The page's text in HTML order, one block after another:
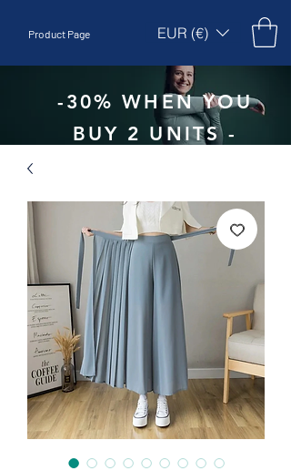
Product Page EUR (€)
-30% WHEN YOU
BUY 2 UNITS -